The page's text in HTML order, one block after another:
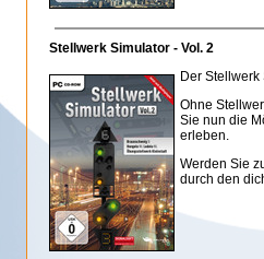
Stellwerk Simulator - Vol. 2
Der
Ohne
Sie nun die
erleben.
Werden Sie
durch den